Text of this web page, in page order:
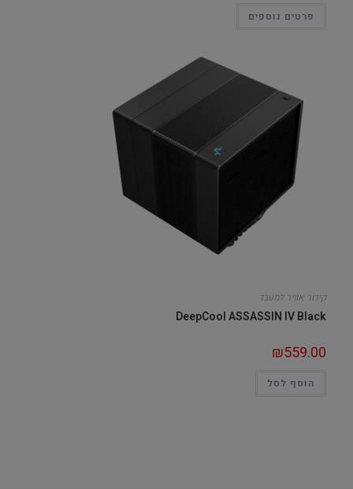
פרטים נוספים
קירור אוויר למעבד
DeepCool ASSASSIN IV Black
₪559.00
הוסף לסל